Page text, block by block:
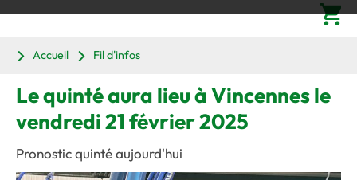
Accueil
Fil d'infos
Le quinté aura lieu à Vincennes le
vendredi 21 février 2025
Pronostic quinté aujourd'hui